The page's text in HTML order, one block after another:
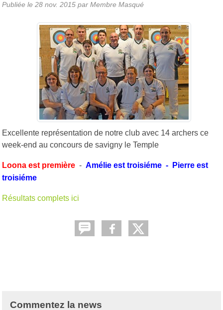
Publiée le 28 nov. 2015 par Membre Masqué
Excellente représentation de notre club avec 14 archers ce
week-end au concours de savigny le Temple
Loona est première - Amélie est troisiéme -
Pierre est
troisiéme
Résultats complets ici
Commentez la news